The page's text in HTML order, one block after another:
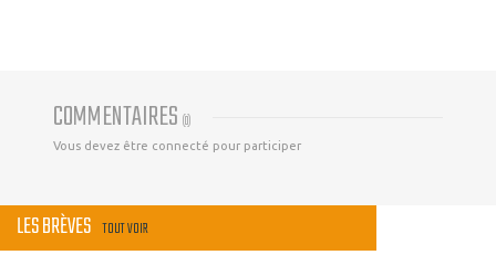
COMMENTAIRES (0)
Vous devez être connecté pour participer
LES BRÈVES TOUT VOIR